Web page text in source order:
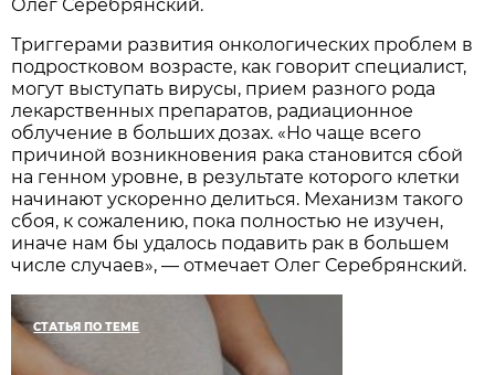
Олег Серебрянский.
Триггерами развития онкологических проблем в
подростковом возрасте, как говорит специалист,
могут выступать вирусы, прием разного рода
лекарственных препаратов, радиационное
облучение в больших дозах. «Но чаще всего
причиной возникновения рака становится сбой
на генном уровне, в результате которого клетки
начинают ускоренно делиться. Механизм такого
сбоя, к сожалению, пока полностью не изучен,
иначе нам бы удалось подавить рак в большем
числе случаев», — отмечает Олег Серебрянский.
СТАТЬЯ ПО ТЕМЕ